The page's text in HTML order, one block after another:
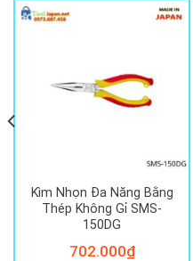
Kìm Nhọn Đa Năng Bằng
Thép Không Gỉ SMS-
150DG
702.000₫